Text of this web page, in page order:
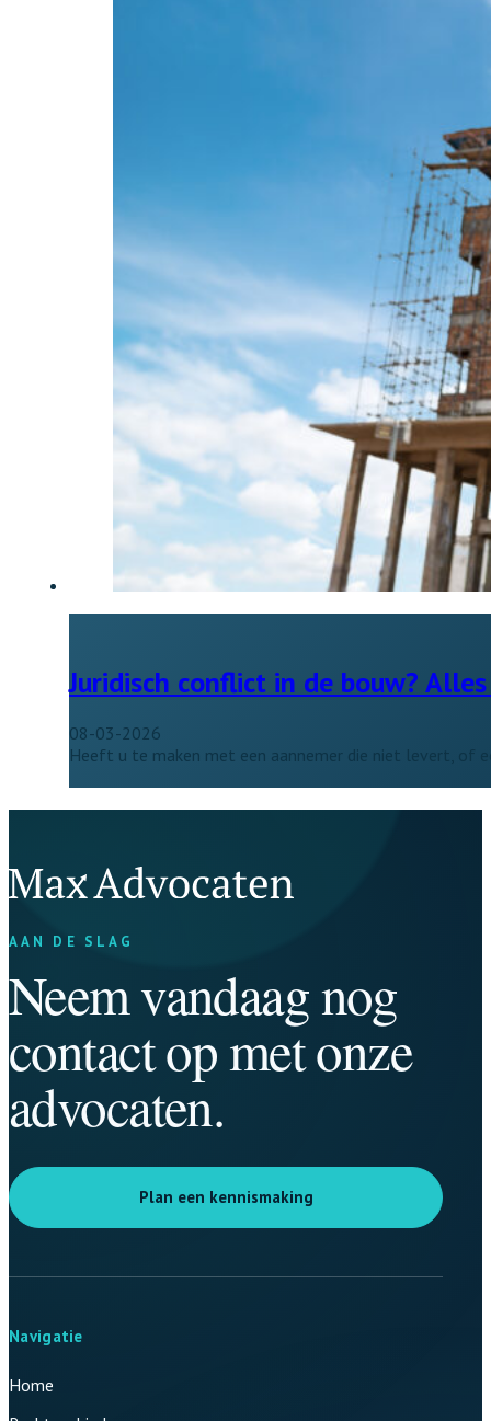
Juridisch conflict in de bouw?
08-03-2026
Heeft u te maken met een aannemer die niet levert, of
AAN DE SLAG
Neem vandaag nog
contact op met onze
advocaten.
Plan een kennismaking
Navigatie
Home